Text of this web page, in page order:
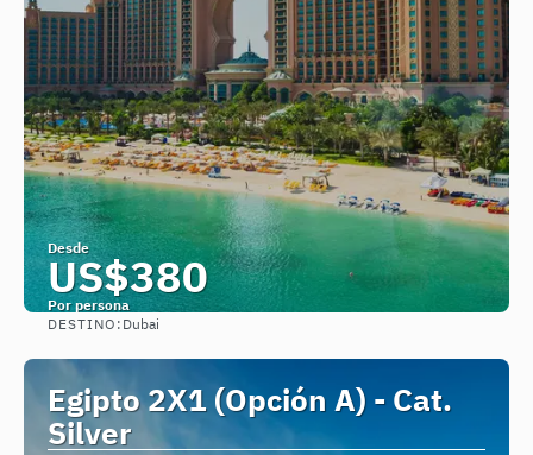
Desde
US$380
Por persona
DESTINO: Dubai
Egipto 2X1 (Opción A) - Cat.
Silver